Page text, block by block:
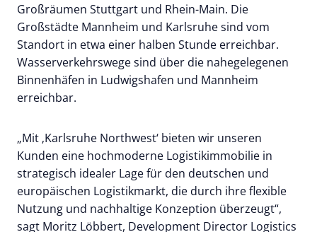
Großräumen Stuttgart und Rhein-Main. Die
Großstädte Mannheim und Karlsruhe sind vom
Standort in etwa einer halben Stunde erreichbar.
Wasserverkehrswege sind über die nahegelegenen
Binnenhäfen in Ludwigshafen und Mannheim
erreichbar.
„Mit ‚Karlsruhe Northwest‘ bieten wir unseren
Kunden eine hochmoderne Logistikimmobilie in
strategisch idealer Lage für den deutschen und
europäischen Logistikmarkt, die durch ihre flexible
Nutzung und nachhaltige Konzeption überzeugt“,
sagt Moritz Löbbert, Development Director Logistics